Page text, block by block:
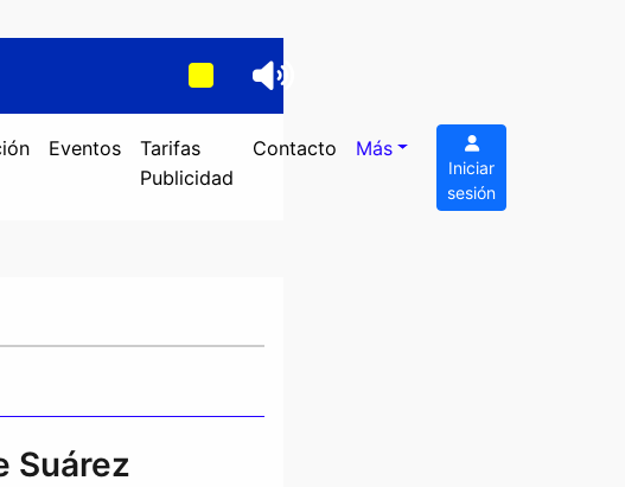
Eventos
Tarifas
Publicidad
Contacto Más
Iniciar
sesión
Suárez